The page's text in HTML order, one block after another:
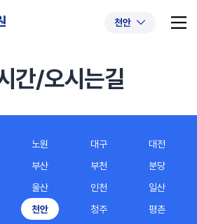
천안
간/오시는길
노원 대구
대전
부산 부천
분당
울산 인천
일산
천안 청주
평촌